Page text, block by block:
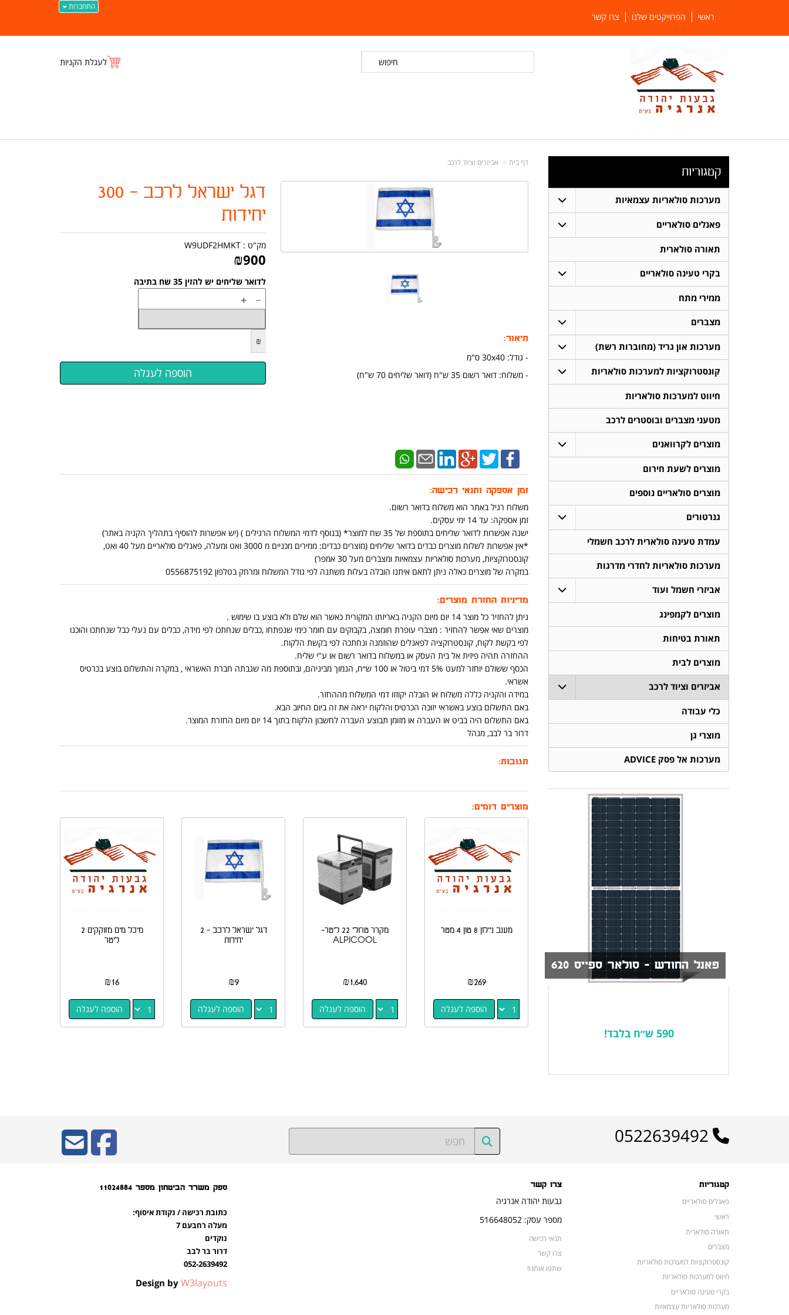
התחברות
ראשי הפרוייקטים שלנו צרו קשר
חיפוש לעגלת הקניות
דף בית אביזרים וציוד לרכב
דגל ישראל לרכב - 300
יחידות
מק"ט : W9UDF2HMKT
₪900
לדואר שליחים יש להזין 35 שח בתיבה
−
+
₪
תיאור:
- גודל: 30x40 ס"מ
- משלוח: דואר רשום 35 ש"ח (דואר שליחים 70 ש"ח)
זמן אספקה ותנאי רכישה:
משלוח רגיל באתר הוא משלוח בדואר רשום.
זמן אספקה: עד 14 ימי עסקים.
ישנה אפשרות לדואר שליחים בתוספת של 35 שח למוצר* (בנוסף לדמי המשלוח הרגילים ) (יש אפשרות להוסיף בתהליך הקניה באתר)
*אין אפשרות לשלוח מוצרים כבדים בדואר שליחים (מוצרים כבדים: ממירים מכניים מ 3000 ואט ומעלה, פאנלים סולאריים מעל 40 ואט,
קונסטרוקציות, מערכות סולאריות עצמאיות ומצברים מעל 30 אמפר)
במקרה של מוצרים כאלה ניתן לתאם איתנו הובלה בעלות משתנה לפי גודל המשלוח ומרחק בטלפון 0556875192
מדיניות החזרת מוצרים:
ניתן להחזיר כל מוצר 14 יום מיום הקניה באריזתו המקורית כאשר הוא שלם ולא בוצע בו שימוש .
מוצרים שאי אפשר להחזיר : מצברי עופרת חומצה, בקבוקים עם חומר כימי שנפתחו ,כבלים שנחתכו לפי מידה, כבלים עם נעלי כבל שנחתכו והוכנו
לפי בקשת לקוח, קונסטרוקציה לפאנלים שהוזמנה ונחתכה לפי בקשת הלקוח.
ההחזרה תהיה פיזית אל בית העסק או במשלוח בדואר רשום או ע"י שליח.
הכסף ששולם יוחזר למעט 5% דמי ביטול או 100 ש״ח, הנמוך מביניהם, ובתוספת מה שגבתה חברת האשראי , במקרה והתשלום בוצע בכרטיס
אשראי.
במידה והקניה כללה משלוח או הובלה יקוזזו דמי המשלוח מההחזר.
באם התשלום בוצע באשראי יזוכה הכרטיס והלקוח יראה את זה ביום החיוב הבא.
באם התשלום היה בביט או העברה או מזומן תבוצע העברה לחשבון הלקוח בתוך 14 יום מיום החזרת המוצר.
דרור בר לבב, מנהל
תגובות:
מוצרים דומים:
מענב ניילון 8 טון 4 מטר
₪269
הוספה לעגלה
מקרר טרולי 22 ליטר-
ALPICOOL
₪1,640
הוספה לעגלה
דגל ישראל לרכב - 2
יחידות
₪9
הוספה לעגלה
מיכל מים מזוקקים 2
ליטר
₪16
הוספה לעגלה
קטגוריות
מערכות סולאריות עצמאיות
פאנלים סולאריים
תאורה סולארית
בקרי טעינה סולאריים
ממירי מתח
מצברים
מערכות און גריד (מחוברות רשת)
קונסטרוקציות למערכות סולאריות
חיווט למערכות סולאריות
מטעני מצברים ובוסטרים לרכב
מוצרים לקרוואנים
מוצרים לשעת חירום
מוצרים סולאריים נוספים
גנרטורים
עמדת טעינה סולארית לרכב חשמלי
מערכות סולאריות לחדרי מדרגות
אביזרי חשמל ועוד
מוצרים לקמפינג
תאורת בטיחות
מוצרים לבית
אביזרים וציוד לרכב
כלי עבודה
מוצרי גן
מערכות אל פסק ADVICE
פאנל החודש - סולאר ספייס 620
590 ש״ח בלבד!
קטגוריות
פאנלים סולאריים
ראשי
תאורה סולארית
מצברים
קונסטרוקציות למערכות סולאריות
חיווט למערכות סולאריות
בקרי טעינה סולאריים
מערכות סולאריות עצמאיות
צרו קשר
גבעות יהודה אנרגיה
מספר עסק: 516648052
תנאי רכישה
צרו קשר
שתפו אותנו!
ספק משרד הביטחון מספר 11024884
כתובת רכישה / נקודת איסוף:
מעלה רחבעם 7
נוקדים
דרור בר לבב
052-2639492
Design by W3layouts